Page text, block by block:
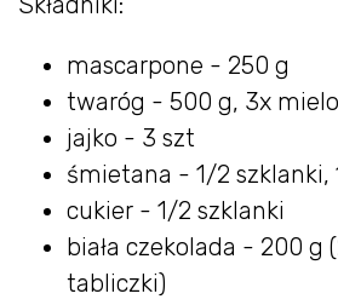
mascarpone - 250 g
twaróg - 500 g, 3x
jajko - 3 szt
śmietana - 1/2 szklanki,
cukier - 1/2 szklanki
biała czekolada - 200 g
tabliczki)